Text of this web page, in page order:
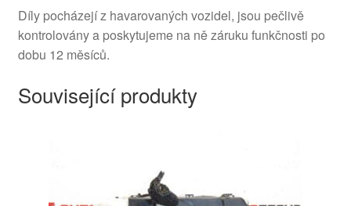
Díly pocházejí z havarovaných vozidel, jsou pečlivě
kontrolovány a poskytujeme na ně záruku funkčnosti po
dobu 12 měsíců.
Související produkty